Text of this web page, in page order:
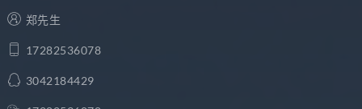
郑先生
17282536078
3042184429